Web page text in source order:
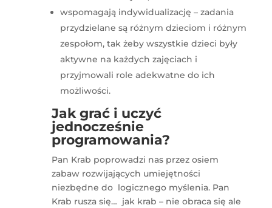
wspomagają indywidualizację – zadania
przydzielane są różnym dzieciom i różnym
zespołom, tak żeby wszystkie dzieci były
aktywne na każdych zajęciach i
przyjmowali role adekwatne do ich
możliwości.
Jak grać i uczyć
jednocześnie
programowania?
Pan Krab poprowadzi nas przez osiem
zabaw rozwijających umiejętności
niezbędne do logicznego myślenia. Pan
Krab rusza się… jak krab – nie obraca się ale